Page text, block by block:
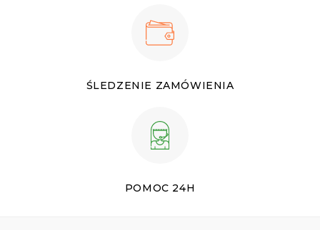
ŚLEDZENIE ZAMÓWIENIA
POMOC 24H